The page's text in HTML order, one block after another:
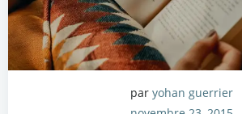
par yohan guerrier